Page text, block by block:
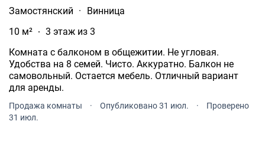
Замостянский ·
Винница
10 м²
3 этаж из 3
Комната с балконом в общежитии. Не угловая.
Удобства на 8 семей. Чисто. Аккуратно. Балкон не
самовольный. Остается мебель. Отличный вариант
для аренды.
Продажа комнаты · Опубликовано 31 июл. ·
Проверено
31 июл.